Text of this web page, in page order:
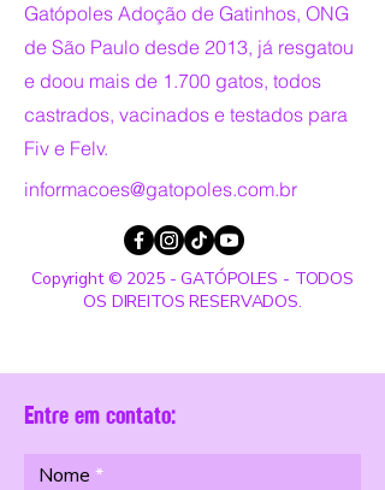
Gatópoles Adoção de Gatinhos, ONG
de São Paulo desde 2013, já resgatou
e doou mais de 1.700 gatos, todos
castrados, vacinados e testados para
Fiv e Felv.
informacoes@gatopoles.com.br
Copyright © 2025 - GATÓPOLES - TODOS
OS DIREITOS RESERVADOS.
Entre em contato:
Nome